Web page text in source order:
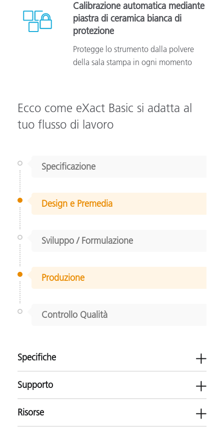
Calibrazione automatica mediante
piastra di ceramica bianca di
protezione
Protegge lo strumento dalla polvere
della sala stampa in ogni momento
Ecco come eXact Basic si adatta al
tuo flusso di lavoro
Specificazione
Design e Premedia
Sviluppo / Formulazione
Produzione
Controllo Qualità
Specifiche
Supporto
Risorse